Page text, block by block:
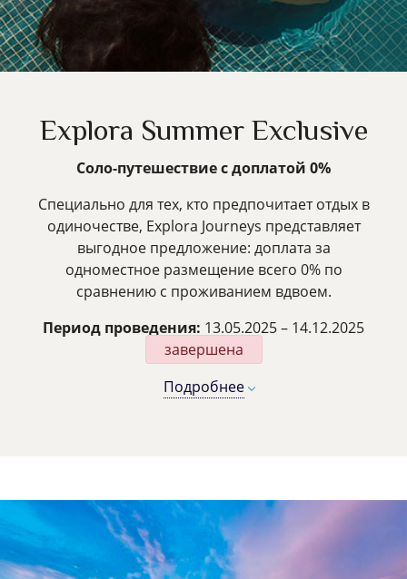
Explora Summer Exclusive
Соло-путешествие с доплатой 0%
Специально для тех, кто предпочитает отдых в
одиночестве, Explora Journeys представляет
выгодное предложение: доплата за
одноместное размещение всего 0% по
сравнению с проживанием вдвоем.
Период проведения: 13.05.2025 – 14.12.2025
завершена
Подробнее